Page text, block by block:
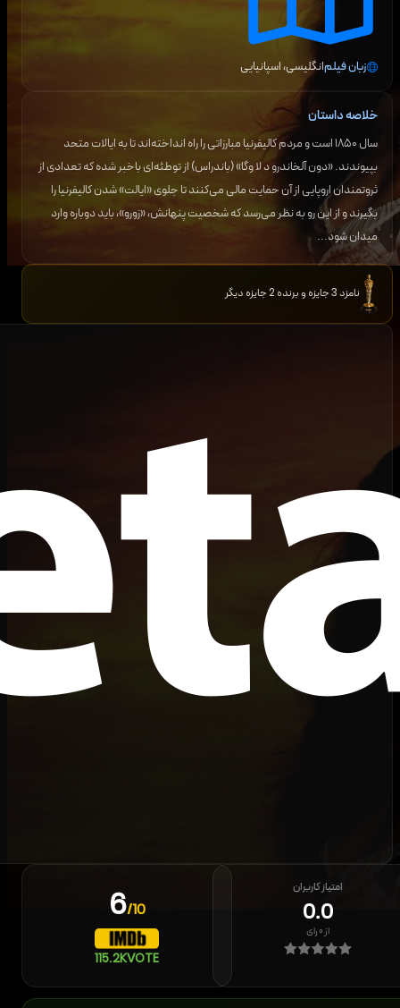
زبان فیلمانگلیسی، اسپانیایی
خلاصه داستان
سال ۱۸۵۰ است و مردم کالیفرنیا مبارزاتی را راه انداخته‌اند تا به ایالات متحد
بپیوندند. «دون آلخاندرو د لا وگا» (باندراس) از توطئه‌ای باخبر شده که تعدادی از
ثروتمندان اروپایی از آن حمایت مالی می‌کنند تا جلوی «ایالت» شدن کالیفرنیا را
بگیرند و از این رو به نظر می‌رسد که شخصیت پنهانش، «زورو»، باید دوباره وارد
میدان شود...
نامزد 3 جایزه و برنده 2 جایزه دیگر
6/10
115.2KVOTE
امتیاز کاربران
0.0
از۰رای